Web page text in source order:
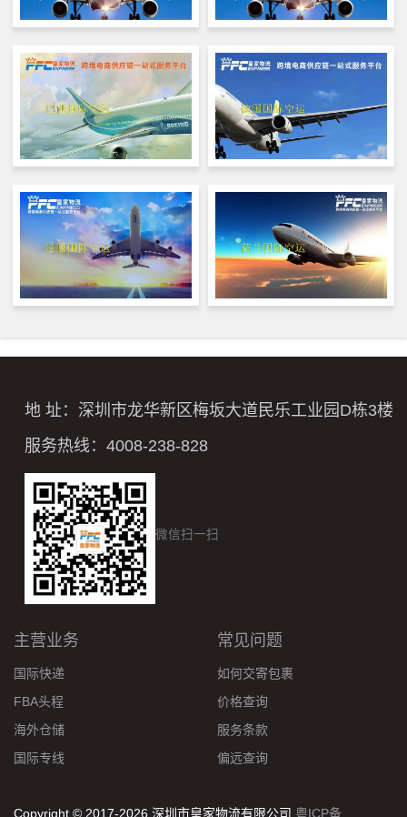
地 址：深圳市龙华新区梅坂大道民乐工业园D栋3楼
服务热线：4008-238-828
微信扫一扫
主营业务
国际快递
FBA头程
海外仓储
国际专线
常见问题
如何交寄包裹
价格查询
服务条款
偏远查询
Copyright © 2017-2026 深圳市皇家物流有限公司 粤ICP备